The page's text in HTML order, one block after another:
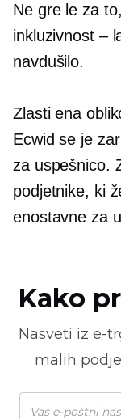
Ne gre le za
inkluzivnost –
navdušilo.
Zlasti ena
Ecwid se je
za uspešnico.
podjetnike, ki
enostavne za
Kako
Nasveti iz e-
malih